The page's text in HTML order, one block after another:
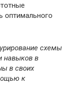
оптимального
схемы
навыков в
в своих
к